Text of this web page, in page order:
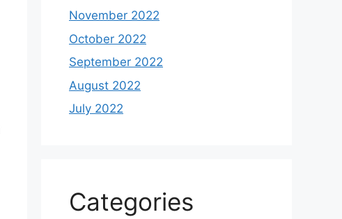
November 2022
October 2022
September 2022
August 2022
July 2022
Categories